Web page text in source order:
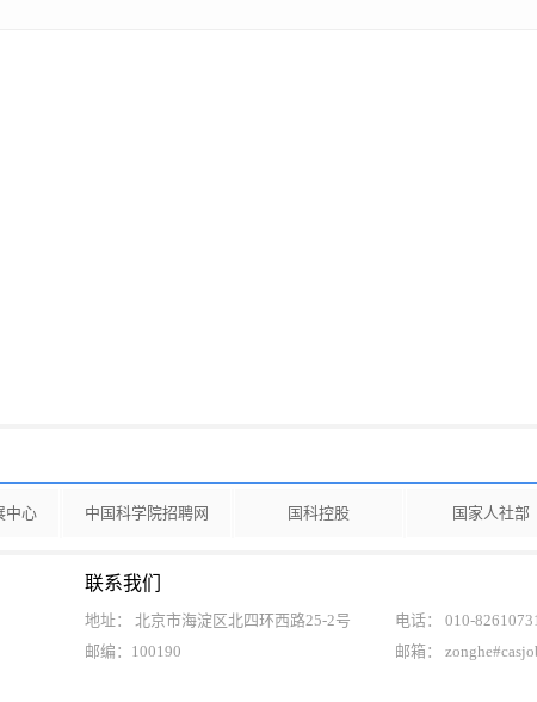
中心 中国科学院招聘网 国科控股 国家人社部
联系我们
地址： 北京市海淀区北四环西路25-2号
电话： 010-
邮编：100190
邮箱：